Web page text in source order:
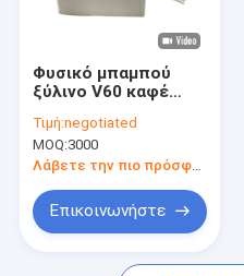
Γύρος εργοστασίων
Μας ελάτε σε επαφή με
Ζητήστε ένα απόσπασμα
Έγγραφα φίλτρων καφέ
Φυσικό μπαμπού
ξύλινο V60 καφέ
καφέ φίλτρων
κωνικό
Τιμή:negotiated
MOQ:3000
Λάβετε την πιο πρόσφατη τιμή
Επικοινωνήστε